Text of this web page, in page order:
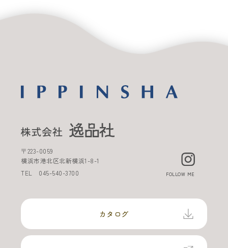
〒223-0059
横浜市港北区北新横浜1-8-1
TEL 045-540-3700 FOLLOW ME
カタログ